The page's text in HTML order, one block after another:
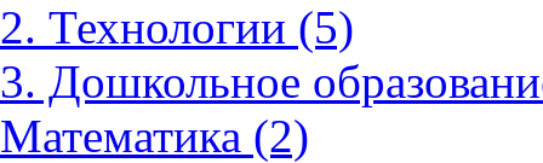
2. Технологии (5)
3. Дошкольное
Математика (2)